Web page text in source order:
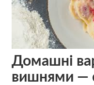
Домашні
вишнями —